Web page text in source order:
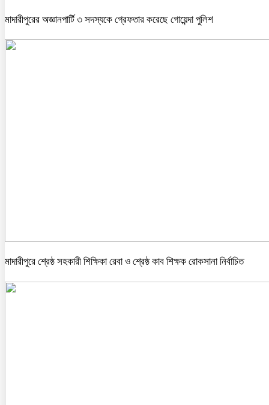
মাদারীপুরের অজ্ঞানপার্টি ৩ সদস্যকে গ্রেফতার করেছে গোয়েন্দা পুলিশ
মাদারীপুরে শ্রেষ্ঠ সহকারী শিক্ষিকা রেবা ও শ্রেষ্ঠ কাব শিক্ষক রোকসানা নির্বাচিত